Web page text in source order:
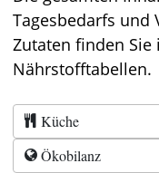
Tagesbedarfs und
Zutaten finden
Nährstofftabellen.
Küche
Ökobilanz